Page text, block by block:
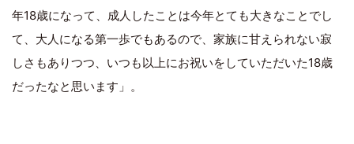
年18歳になって、成人したことは今年とても大きなことでし
て、大人になる第一歩でもあるので、家族に甘えられない寂
しさもありつつ、いつも以上にお祝いをしていただいた18歳
だったなと思います」。